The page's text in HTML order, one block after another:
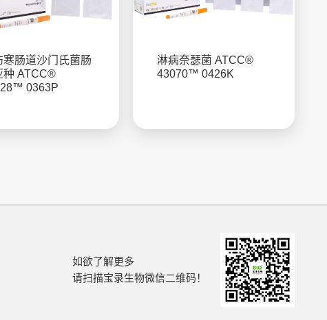
寒肠道沙门氏菌肠
种 ATCC®
0363P
淋病奈瑟菌 ATCC®
43070™ 0426K
如欲了解更多
请扫描宝录生物微信二维码！